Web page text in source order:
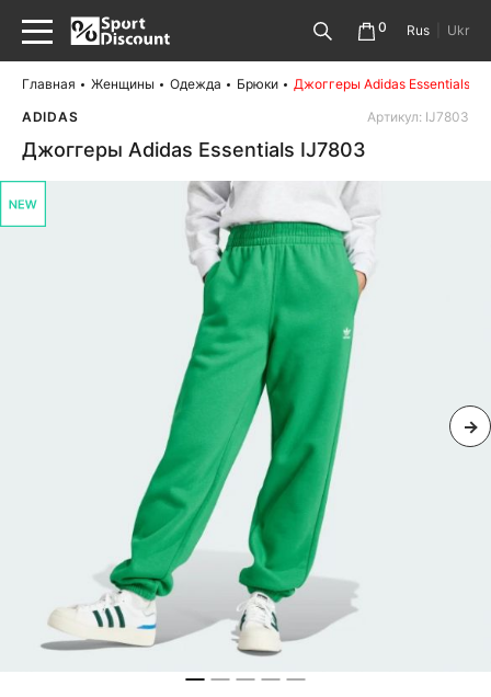
0 Rus Ukr
Главная Женщины Одежда Брюки
Джоггеры Adidas Essentials
ADIDAS
Артикул: IJ7803
Джоггеры Adidas Essentials IJ7803